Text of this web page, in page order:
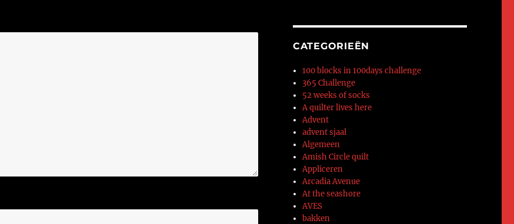
CATEGORIEËN
100 blocks in 100days challenge
365 Challenge
52 weeks of socks
A quilter lives here
Advent
advent sjaal
Algemeen
Amish Circle quilt
Appliceren
Arcadia Avenue
At the seashore
AVES
bakken